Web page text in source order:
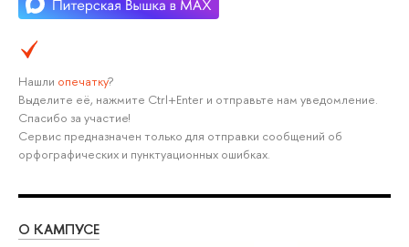
Нашли опечатку?
Выделите её, нажмите Ctrl+Enter и отправьте нам уведомление.
Спасибо за участие!
Сервис предназначен только для отправки сообщений об
орфографических и пунктуационных ошибках.
О КАМПУСЕ